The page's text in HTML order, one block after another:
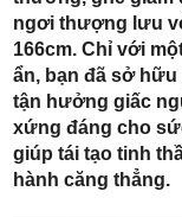
ngơi thượng lưu
166cm. Chỉ với
ẩn, bạn đã sở
tận hưởng giấc
xứng đáng cho
giúp tái tạo tinh
hành căng thẳng.